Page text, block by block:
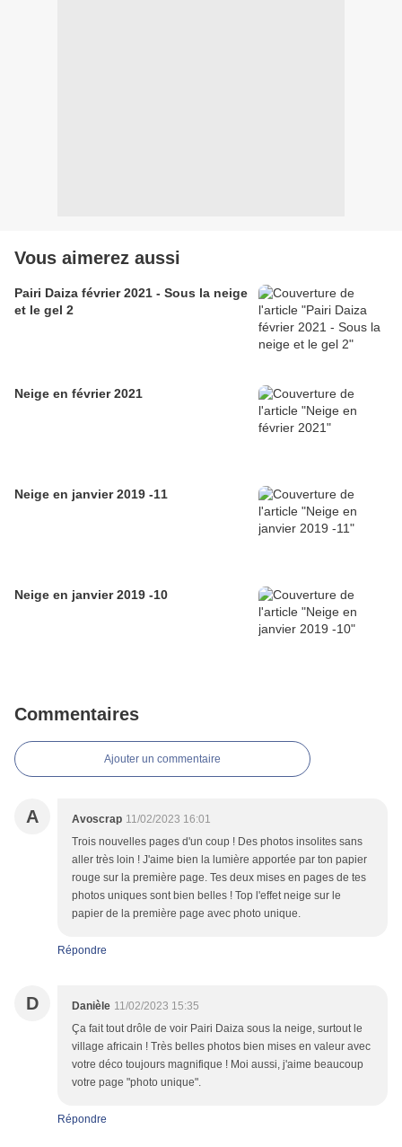
Vous aimerez aussi
Pairi Daiza février 2021 - Sous la neige
et le gel 2
Neige en février 2021
Neige en janvier 2019 -11
Neige en janvier 2019 -10
Commentaires
Ajouter un commentaire
A Avoscrap 11/02/2023 16:01
Trois nouvelles pages d'un coup ! Des photos insolites sans
aller très loin ! J'aime bien la lumière apportée par ton papier
rouge sur la première page. Tes deux mises en pages de tes
photos uniques sont bien belles ! Top l'effet neige sur le
papier de la première page avec photo unique.
Répondre
D Danièle 11/02/2023 15:35
Ça fait tout drôle de voir Pairi Daiza sous la neige, surtout le
village africain ! Très belles photos bien mises en valeur avec
votre déco toujours magnifique ! Moi aussi, j'aime beaucoup
votre page "photo unique".
Répondre